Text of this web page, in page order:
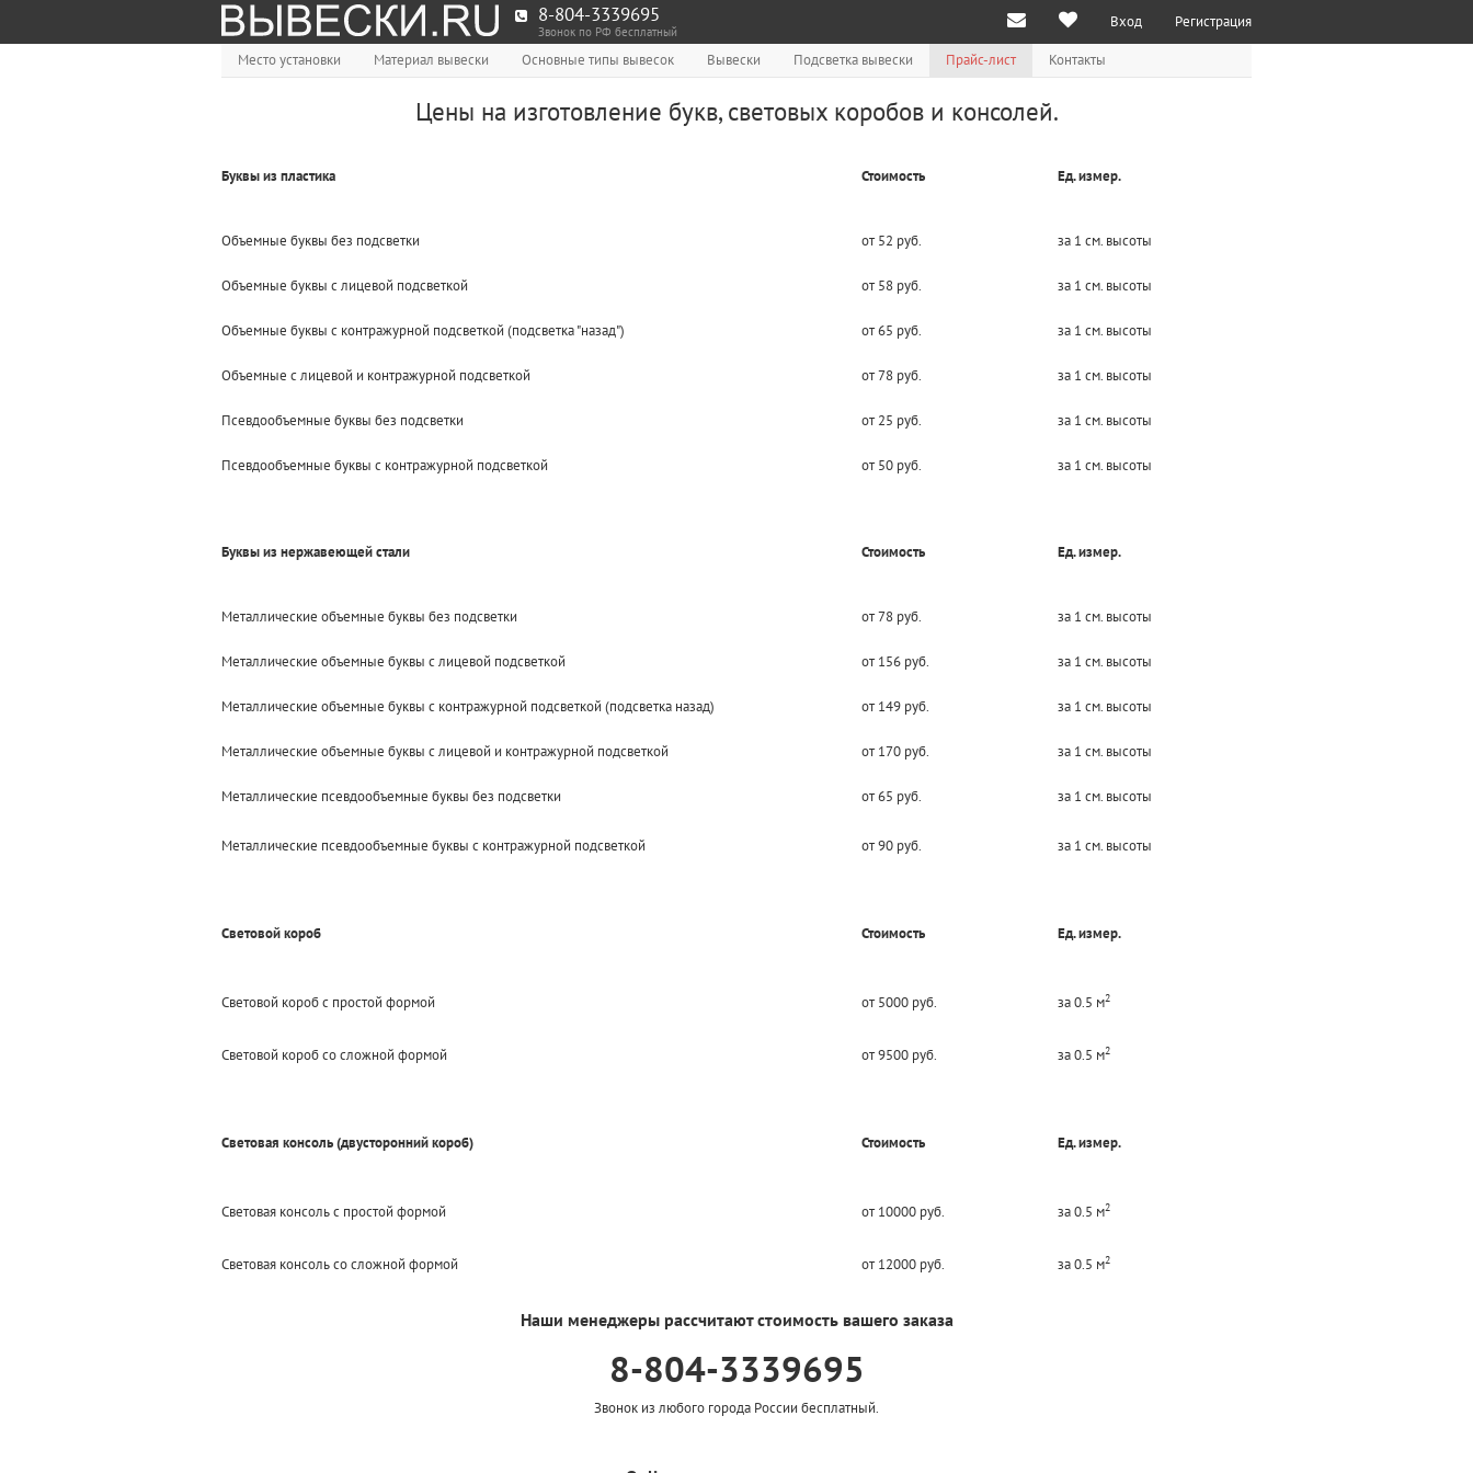
8-804-3339695
Звонок по РФ бесплатный
Вход Регистрация
Место установки Материал вывески Основные типы вывесок Вывески Подсветка вывески Прайс-лист Контакты
Цены на изготовление букв, световых коробов и консолей.
Буквы из пластика Стоимость Ед. измер.
Объемные буквы без подсветки от 52 руб. за 1 см. высоты
Объемные буквы с лицевой подсветкой от 58 руб. за 1 см. высоты
Объемные буквы с контражурной подсветкой (подсветка "назад") от 65 руб. за 1 см. высоты
Объемные с лицевой и контражурной подсветкой от 78 руб. за 1 см. высоты
Псевдообъемные буквы без подсветки от 25 руб. за 1 см. высоты
Псевдообъемные буквы с контражурной подсветкой от 50 руб. за 1 см. высоты
Буквы из нержавеющей стали Стоимость Ед. измер.
Металлические объемные буквы без подсветки от 78 руб. за 1 см. высоты
Металлические объемные буквы с лицевой подсветкой от 156 руб. за 1 см. высоты
Металлические объемные буквы с контражурной подсветкой (подсветка назад) от 149 руб. за 1 см. высоты
Металлические объемные буквы с лицевой и контражурной подсветкой от 170 руб. за 1 см. высоты
Металлические псевдообъемные буквы без подсветки от 65 руб. за 1 см. высоты
Металлические псевдообъемные буквы с контражурной подсветкой от 90 руб. за 1 см. высоты
Световой короб Стоимость Ед. измер.
Световой короб с простой формой от 5000 руб. за 0.5 м2
Световой короб со сложной формой от 9500 руб. за 0.5 м2
Световая консоль (двусторонний короб) Стоимость Ед. измер.
Световая консоль с простой формой от 10000 руб. за 0.5 м2
Световая консоль со сложной формой от 12000 руб. за 0.5 м2
Наши менеджеры рассчитают стоимость вашего заказа
8-804-3339695
Звонок из любого города России бесплатный.